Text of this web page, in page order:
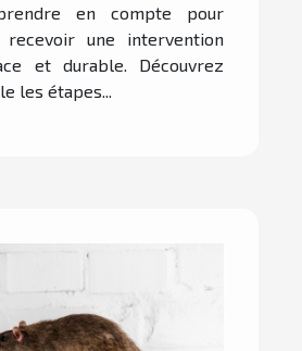
en compte pour
recevoir une intervention
et durable. Découvrez
les étapes...